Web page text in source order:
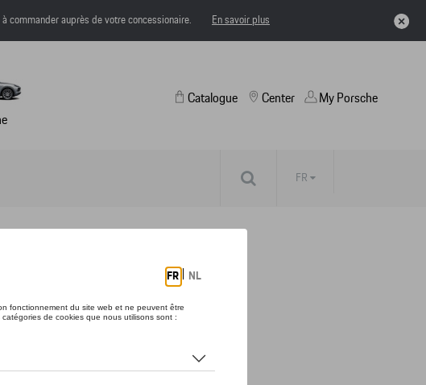
commander auprès de votre concessionaire. En savoir plus
Catalogue Center My Porsche
FR